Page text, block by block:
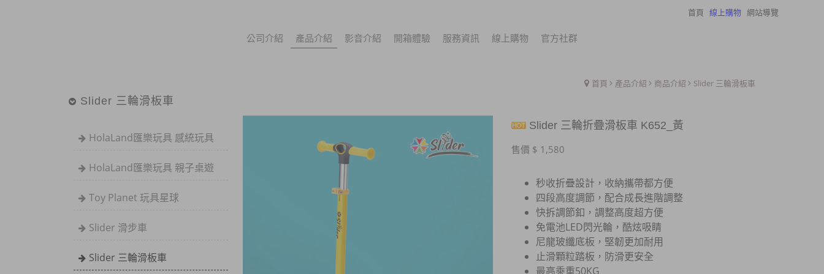
首頁 線上購物 網站導覽
公司介紹 產品介紹 影音介紹 開箱體驗 服務資訊 線上購物 官方社群
首頁 產品介紹 商品介紹 Slider 三輪滑板車
Slider 三輪滑板車
HolaLand匯樂玩具 感統玩具
HolaLand匯樂玩具 親子桌遊
Toy Planet 玩具星球
Slider 滑步車
Slider 三輪滑板車
Slider 三輪折疊滑板車 K652_黃
售價 $ 1,580
秒收折疊設計，收納攜帶都方便
四段高度調節，配合成長進階調整
快拆調節釦，調整高度超方便
免電池LED閃光輪，酷炫吸睛
尼龍玻纖底板，堅韌更加耐用
止滑顆粒踏板，防滑更安全
最高乘重50KG